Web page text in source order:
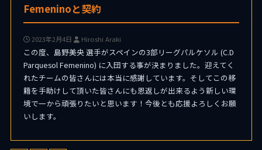
Femeninoと契約
2023年2月4日 Hiroshi Araki
この度、島野美央 選手がスペインの3部リーグパルケソル (C.D
Parquesol Femenino) に入団する事が決まりました。迎えてく
れたチームの皆さんには本当に感謝しています。そしてこの移
籍を手助けして頂いた皆さんにも恩返しが出来るよう新しい環
境で一から頑張りたいと思います！今後とも応援よろしくお願
いします。